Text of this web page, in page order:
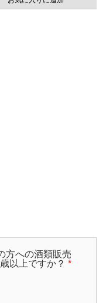
への酒類販売
以上ですか？ *